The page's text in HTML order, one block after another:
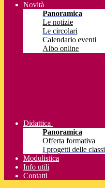
Novità
Panoramica
Le notizie
Le circolari
Calendario eventi
Albo online
Didattica
Panoramica
Offerta formativa
I progetti delle classi
Modulistica
Info utili
Contatti